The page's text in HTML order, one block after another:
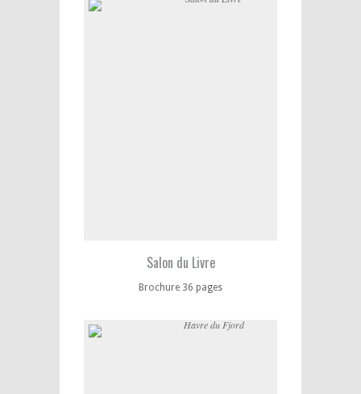
Salon du Livre
Brochure 36 pages